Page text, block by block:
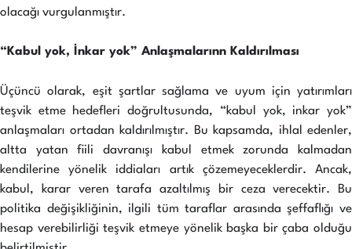
olacağı vurgulanmıştır.
“Kabul yok, İnkar yok” Anlaşmalarınn Kaldırılması
Üçüncü olarak, eşit şartlar sağlama ve uyum için yatırımları
teşvik etme hedefleri doğrultusunda, “kabul yok, inkar yok”
anlaşmaları ortadan kaldırılmıştır. Bu kapsamda, ihlal edenler,
altta yatan fiili davranışı kabul etmek zorunda kalmadan
kendilerine yönelik iddiaları artık çözemeyeceklerdir. Ancak,
kabul, karar veren tarafa azaltılmış bir ceza verecektir. Bu
politika değişikliğinin, ilgili tüm taraflar arasında şeffaflığı ve
hesap verebilirliği teşvik etmeye yönelik başka bir çaba olduğu